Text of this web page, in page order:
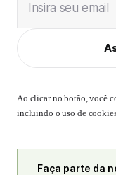
Insira seu email
Ao clicar no botão, você
incluindo o uso de
Faça parte da